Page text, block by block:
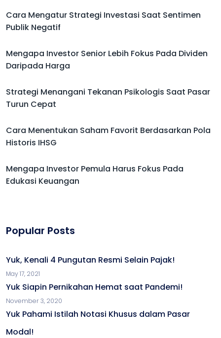
Cara Mengatur Strategi Investasi Saat Sentimen
Publik Negatif
Mengapa Investor Senior Lebih Fokus Pada Dividen
Daripada Harga
Strategi Menangani Tekanan Psikologis Saat Pasar
Turun Cepat
Cara Menentukan Saham Favorit Berdasarkan Pola
Historis IHSG
Mengapa Investor Pemula Harus Fokus Pada
Edukasi Keuangan
Popular Posts
Yuk, Kenali 4 Pungutan Resmi Selain Pajak!
May 17, 2021
Yuk Siapin Pernikahan Hemat saat Pandemi!
November 3, 2020
Yuk Pahami Istilah Notasi Khusus dalam Pasar
Modal!